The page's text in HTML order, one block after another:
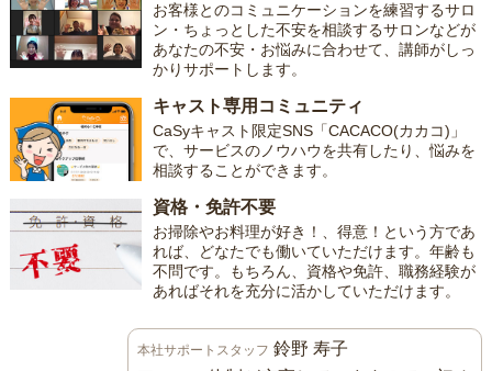
お客様とのコミュニケーションを練習するサロ
ン・ちょっとした不安を相談するサロンなどが
あなたの不安・お悩みに合わせて、講師がしっ
かりサポートします。
キャスト専用コミュニティ
CaSyキャスト限定SNS「CACACO(カカコ)」
で、サービスのノウハウを共有したり、悩みを
相談することができます。
資格・免許不要
お掃除やお料理が好き！、得意！という方であ
れば、どなたでも働いていただけます。年齢も
不問です。もちろん、資格や免許、職務経験が
あればそれを充分に活かしていただけます。
本社サポートスタッフ 鈴野 寿子